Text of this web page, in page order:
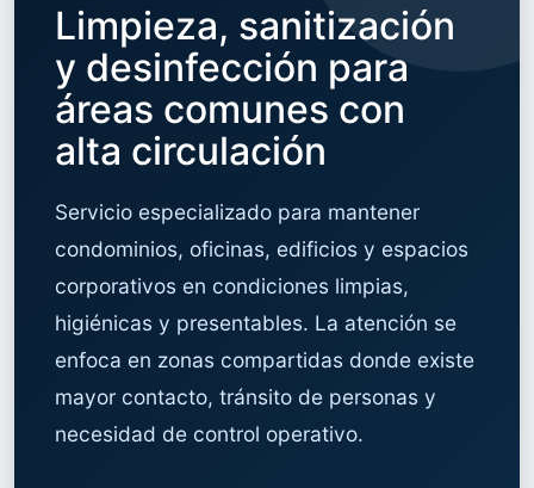
Limpieza, sanitización
y desinfección para
áreas comunes con
alta circulación
Servicio especializado para mantener
condominios, oficinas, edificios y espacios
corporativos en condiciones limpias,
higiénicas y presentables. La atención se
enfoca en zonas compartidas donde existe
mayor contacto, tránsito de personas y
necesidad de control operativo.